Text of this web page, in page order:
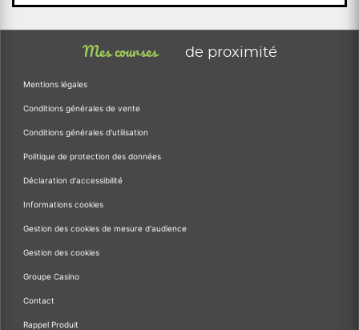
Mes courses de proximité
Mentions légales
Conditions générales de vente
Conditions générales d'utilisation
Politique de protection des données
Déclaration d'accessibilité
Informations cookies
Gestion des cookies de mesure d'audience
Gestion des cookies
Groupe Casino
Contact
Rappel Produit